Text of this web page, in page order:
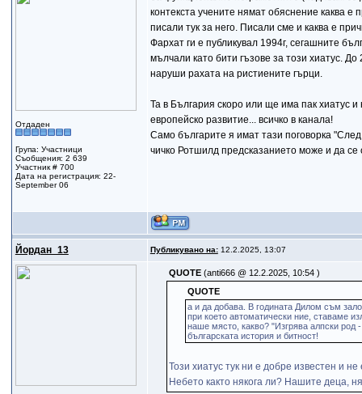
Отдаден
Група: Участници
Съобщения: 2 639
Участник # 700
Дата на регистрация: 22-
September 06
контекста учените нямат обяснение каква
писали тук за него. Писали сме и каква е
Фархат ги е публикувал 1994г, сегашните
мълчали като бити гъзове за този хиатус.
наруши рахата на ристиените гърци.
Та в България скоро или ще има пак хиатус
европейско развитие... всичко в канала!
Само българите я имат тази поговорка
чичко Ротшилд предсказанието може и да се
Йордан_13 Публикувано на:12.2.2025, 13:07
QUOTE (anti666 @ 12.2.2025, 10:54 )
QUOTE
а и да добава. В годината Дилом съм
при което автоматически ние, ставаме
наше място, какво? "Изгрява алпски
българската история и битност!
Този хиатус тук ни е добре известен и
Небето както някога ли? Нашите деца,